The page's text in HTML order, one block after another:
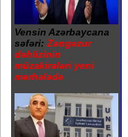
Vensin Azərbaycana
səfəri: Zəngəzur
dəhlizinin
müzakirələri yeni
mərhələdə